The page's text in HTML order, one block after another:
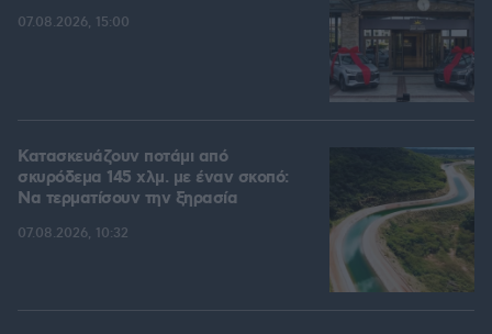
07.08.2026, 15:00
Κατασκευάζουν ποτάμι από
σκυρόδεμα 145 χλμ. με έναν σκοπό:
Να τερματίσουν την ξηρασία
07.08.2026, 10:32